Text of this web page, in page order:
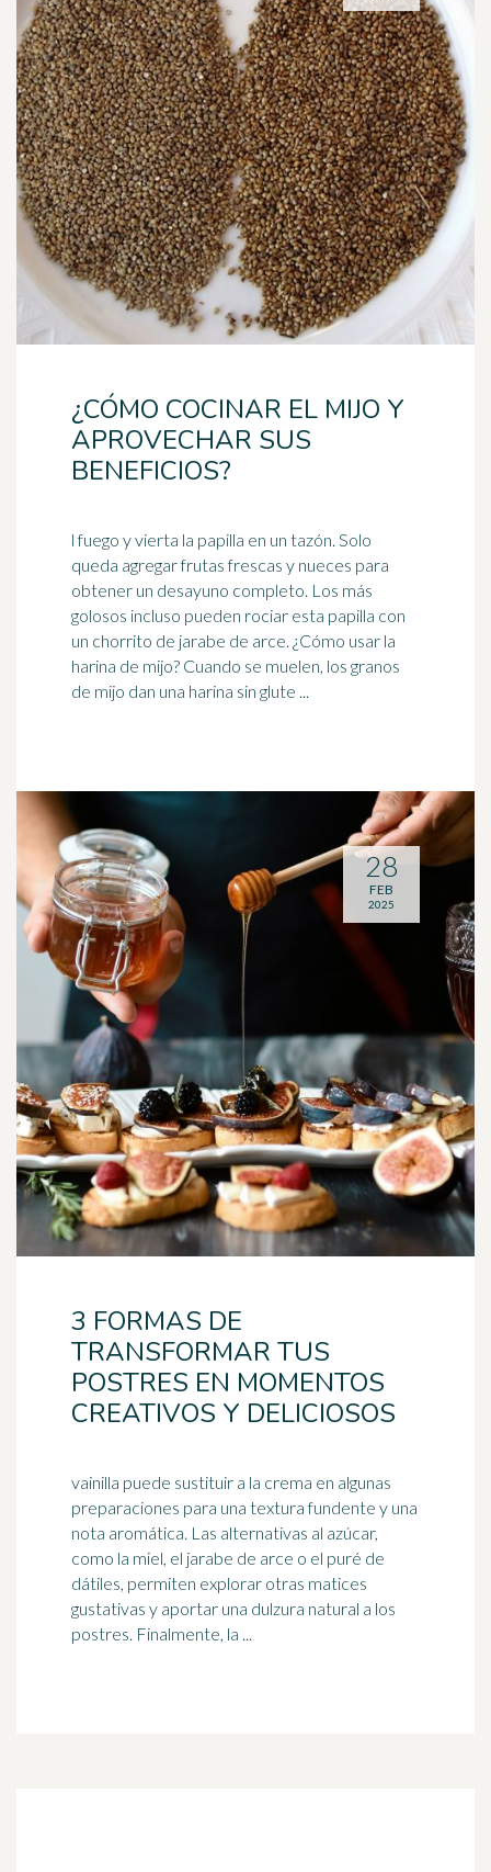
¿CÓMO COCINAR EL MIJO Y
APROVECHAR SUS
BENEFICIOS?
l fuego y vierta la papilla en un tazón. Solo
queda agregar frutas frescas y nueces para
obtener un desayuno completo. Los más
golosos incluso pueden rociar esta papilla con
un chorrito de jarabe de arce. ¿Cómo usar la
harina de mijo? Cuando se muelen, los granos
de mijo dan una harina sin glute ...
3 FORMAS DE
TRANSFORMAR TUS
POSTRES EN MOMENTOS
CREATIVOS Y DELICIOSOS
vainilla puede sustituir a la crema en algunas
preparaciones para una textura fundente y una
nota aromática. Las alternativas al azúcar,
como la miel, el jarabe de arce o el puré de
dátiles, permiten explorar otras matices
gustativas y aportar una dulzura natural a los
postres. Finalmente, la ...
28
FEB
2025